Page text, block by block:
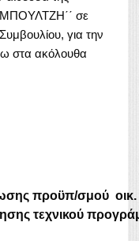
σε
για την
στα ακόλουθα
προϋπ/σμού οικ.
τεχνικού